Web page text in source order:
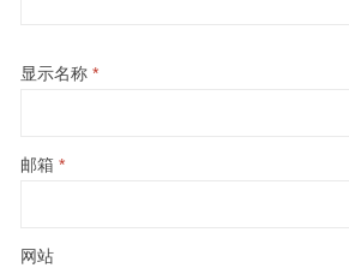
显示名称 *
邮箱 *
网站